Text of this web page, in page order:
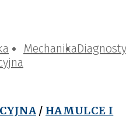
Mechanika
/ HAMULCE I